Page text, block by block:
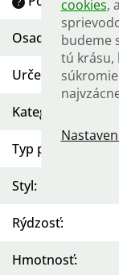
cookies,
budeme
tú krásu,
Osadenie:
Určenie :
Kategória
Typ prsteňa
Styl:
Rýdzosť:
Hmotnosť: